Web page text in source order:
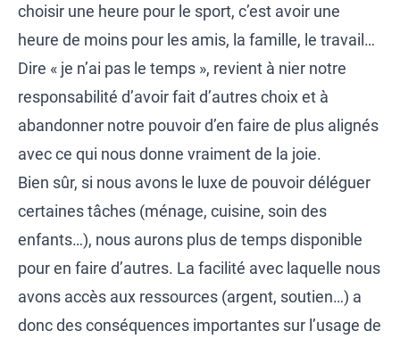
choisir une heure pour le sport, c’est avoir une
heure de moins pour les amis, la famille, le travail…
Dire « je n’ai pas le temps », revient à nier notre
responsabilité d’avoir fait d’autres choix et à
abandonner notre pouvoir d’en faire de plus alignés
avec ce qui nous donne vraiment de la joie.
Bien sûr, si nous avons le luxe de pouvoir déléguer
certaines tâches (ménage, cuisine, soin des
enfants…), nous aurons plus de temps disponible
pour en faire d’autres. La facilité avec laquelle nous
avons accès aux ressources (argent, soutien…) a
donc des conséquences importantes sur l’usage de